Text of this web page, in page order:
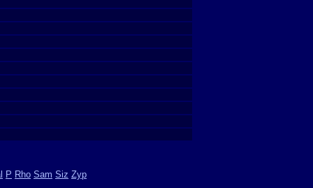
P Rho Sam Siz Zyp